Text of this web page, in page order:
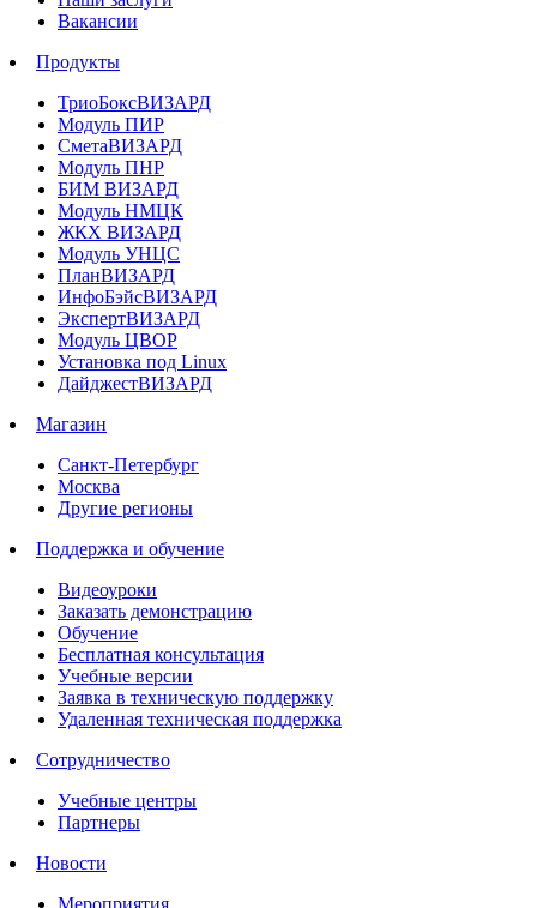
Вакансии
Продукты
ТриоБоксВИЗАРД
Модуль ПИР
СметаВИЗАРД
Модуль ПНР
БИМ ВИЗАРД
Модуль НМЦК
ЖКХ ВИЗАРД
Модуль УНЦС
ПланВИЗАРД
ИнфоБэйсВИЗАРД
ЭкспертВИЗАРД
Модуль ЦВОР
Установка под Linux
ДайджестВИЗАРД
Магазин
Санкт-Петербург
Москва
Другие регионы
Поддержка и обучение
Видеоуроки
Заказать демонстрацию
Обучение
Бесплатная консультация
Учебные версии
Заявка в техническую поддержку
Удаленная техническая поддержка
Сотрудничество
Учебные центры
Партнеры
Новости